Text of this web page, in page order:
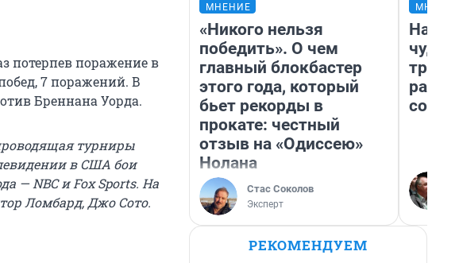
потерпев поражение в
7 поражений. В
Бреннана Уорда.
турниры
в США бои
— NBC и Fox Sports. На
Ломбард, Джо Сото.
МНЕНИЕ
«Никого нельзя
победить». О чем
главный блокбастер
этого года, который
бьет рекорды в
прокате: честный
отзыв на «Одиссею»
Нолана
Стас Соколов
Эксперт
РЕКОМЕНДУЕМ